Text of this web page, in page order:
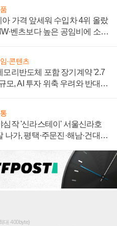
아 가격 앞세워 수입차 4위 올랐
벤츠보다 높은 공임비에 소비
·콘텐츠
모리반도체 포함 장기계약 '2.7
모, AI 투자 위축 우려와 반대
심작 '신라스테이' 서울신라호
나가, 평택·주문진·해남·건대로
대 400byte)